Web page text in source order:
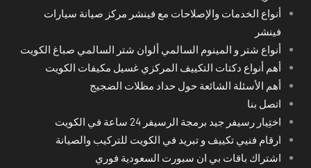
أنواع الخدمات والإصلاحات مع فينشر مركز صيانة سيارات
فينشر
أنواع شتر و المينوم السالمي ألوان شتر السالمي صباغ الكويت
أهم أنواع دكتات التكييف المركزي غسيل مكيفات الكويت
أهم الأسئلة الشائعة حول حداد مظلات الضجيج
اتصل بنا
اختِيار رسيفر جيد برمجة الرسيفر 24 ساعة في الكويت
ارقام فنيي تكييف و تبريد في الكويت للتركيب والصيانة
اشتراك باقات بي ان سبورت السعودية فوري